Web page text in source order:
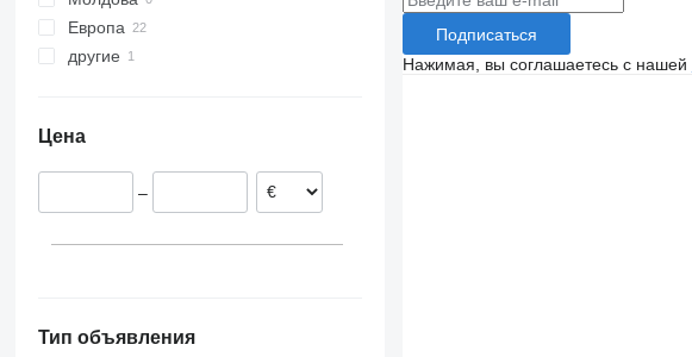
Европа
Германия
другие
Цена
–
Тип объявления
Подписаться
Нажимая, вы соглашаетесь с нашей